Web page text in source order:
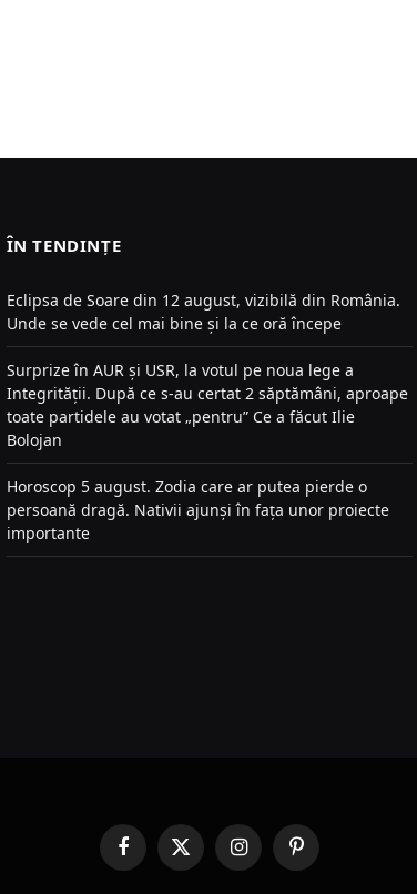
ÎN TENDINȚE
Eclipsa de Soare din 12 august, vizibilă din România.
Unde se vede cel mai bine și la ce oră începe
Surprize în AUR și USR, la votul pe noua lege a
Integrității. După ce s-au certat 2 săptămâni, aproape
toate partidele au votat „pentru” Ce a făcut Ilie
Bolojan
Horoscop 5 august. Zodia care ar putea pierde o
persoană dragă. Nativii ajunși în fața unor proiecte
importante
FacebookX
(Twitter)
InstagramPinterest